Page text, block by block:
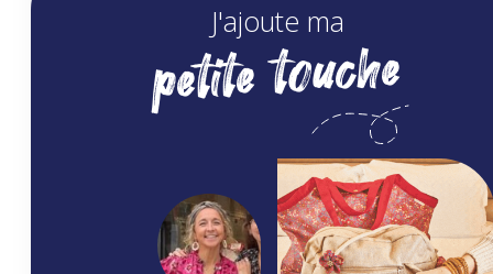
J'ajoute ma
petite touche